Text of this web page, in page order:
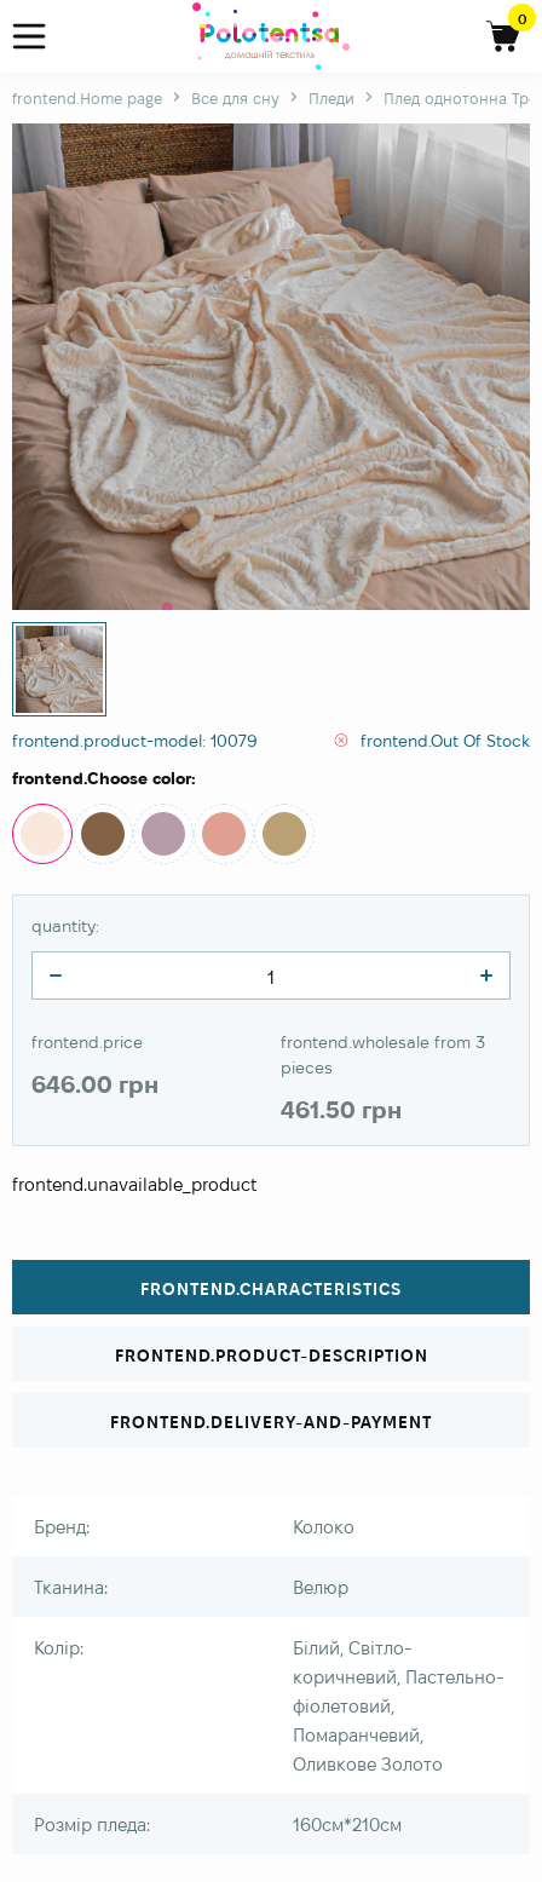
0
frontend.Home page Все для сну Пледи Плед однотонна
frontend.product-model: 10079
frontend.Out Of Stock
frontend.Choose color:
quantity:
frontend.price
646.00 грн
frontend.wholesale from 3
pieces
461.50 грн
frontend.unavailable_product
FRONTEND.CHARACTERISTICS
FRONTEND.PRODUCT-DESCRIPTION
FRONTEND.DELIVERY-AND-PAYMENT
Бренд: Колоко
Тканина: Велюр
Колір:
Білий, Світло-
коричневий, Пастельно-
фіолетовий,
Помаранчевий,
Оливкове Золото
Розмір пледа: 160см*210см